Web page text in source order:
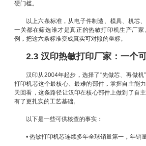
硬门槛。
以上六条标准，从电子件制造、模具、机芯
一关都在筛选谁才是真正的热敏打印机生产厂
例，把这六条标准变成真实可对照的坐标。
2.3 汉印热敏打印厂家：一个
汉印从2004年起步，选择了“先做芯、再做
打印机芯这个最核心、最难的部件，掌握自主能
天回看，这条路径让汉印在核心部件上做到了自
有了更扎实的工艺基础。
以下是一些可供核查的事实：
• 热敏打印机芯连续多年全球销量第一，年销